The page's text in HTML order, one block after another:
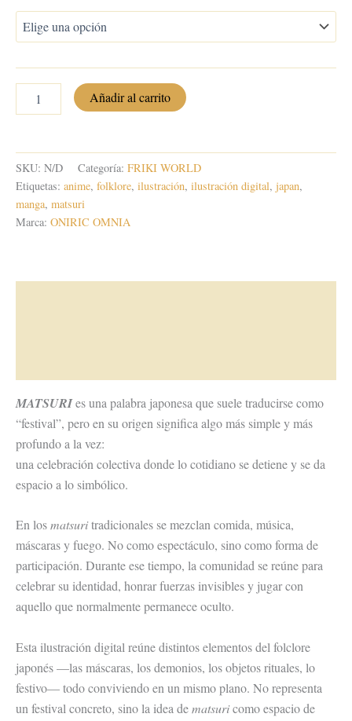
precios:
desde
28,00 €
hasta
cantidad
Añadir al carrito
SKU: N/D Categoría: FRIKI WORLD
Etiquetas: anime, folklore, ilustración, ilustración digital, japan,
manga, matsuri
Marca: ONIRIC OMNIA
MATSURIes una palabra japonesa que suele traducirse como
“festival”, pero en su origen significa algo más simple y más
profundo a la vez:
una celebración colectiva donde lo cotidiano se detiene y se da
espacio a lo simbólico.
En losmatsuritradicionales se mezclan comida, música,
máscaras y fuego. No como espectáculo, sino como forma de
participación. Durante ese tiempo, la comunidad se reúne para
celebrar su identidad, honrar fuerzas invisibles y jugar con
aquello que normalmente permanece oculto.
Esta ilustración digital reúne distintos elementos del folclore
japonés —las máscaras, los demonios, los objetos rituales, lo
festivo— todo conviviendo en un mismo plano. No representa
un festival concreto, sino la idea dematsuricomo espacio de